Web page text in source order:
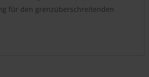
für den grenzüberschreitenden